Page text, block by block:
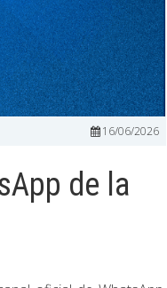
16/06/2026
de la